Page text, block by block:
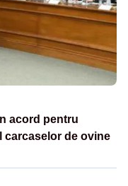
acord pentru
carcaselor de ovine